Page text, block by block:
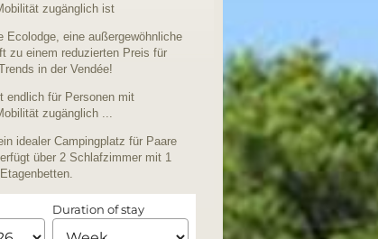
zugänglich ist
Ecolodge, eine außergewöhnliche
zu einem reduzierten Preis für
in der Vendée!
endlich für Personen mit
zugänglich ...
idealer Campingplatz für Paare
über 2 Schlafzimmer mit 1